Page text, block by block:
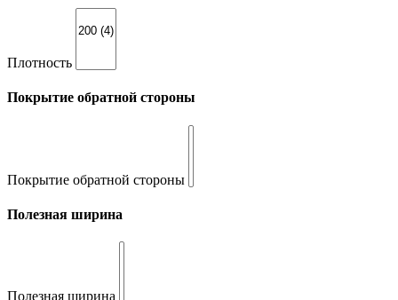
Плотность
Покрытие обратной стороны
Покрытие обратной стороны
Полезная ширина
Полезная ширина